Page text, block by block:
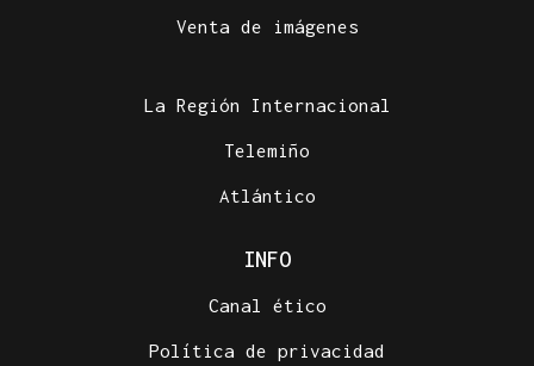
Venta de imágenes
La Región Internacional
Telemiño
Atlántico
INFO
Canal ético
Política de privacidad